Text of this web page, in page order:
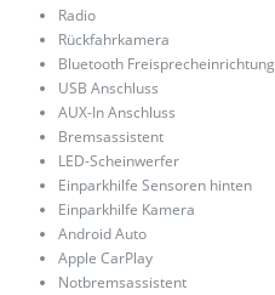
Radio
Rückfahrkamera
Bluetooth Freisprecheinrichtung
USB Anschluss
AUX-In Anschluss
Bremsassistent
LED-Scheinwerfer
Einparkhilfe Sensoren hinten
Einparkhilfe Kamera
Android Auto
Apple CarPlay
Notbremsassistent